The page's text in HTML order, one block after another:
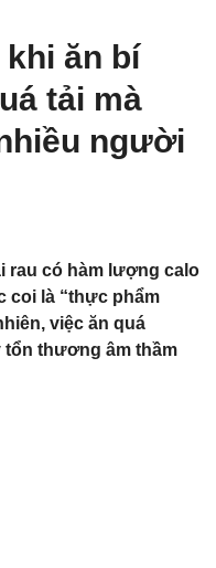
khi ăn bí
tải mà
người
rau có hàm lượng calo
coi là “thực phẩm
việc ăn quá
tổn thương âm thầm